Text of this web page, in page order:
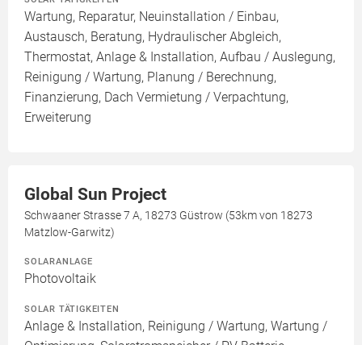
Wartung, Reparatur, Neuinstallation / Einbau,
Austausch, Beratung, Hydraulischer Abgleich,
Thermostat, Anlage & Installation, Aufbau / Auslegung,
Reinigung / Wartung, Planung / Berechnung,
Finanzierung, Dach Vermietung / Verpachtung,
Erweiterung
Global Sun Project
Schwaaner Strasse 7 A, 18273 Güstrow (53km von 18273
Matzlow-Garwitz)
SOLARANLAGE
Photovoltaik
SOLAR TÄTIGKEITEN
Anlage & Installation, Reinigung / Wartung, Wartung /